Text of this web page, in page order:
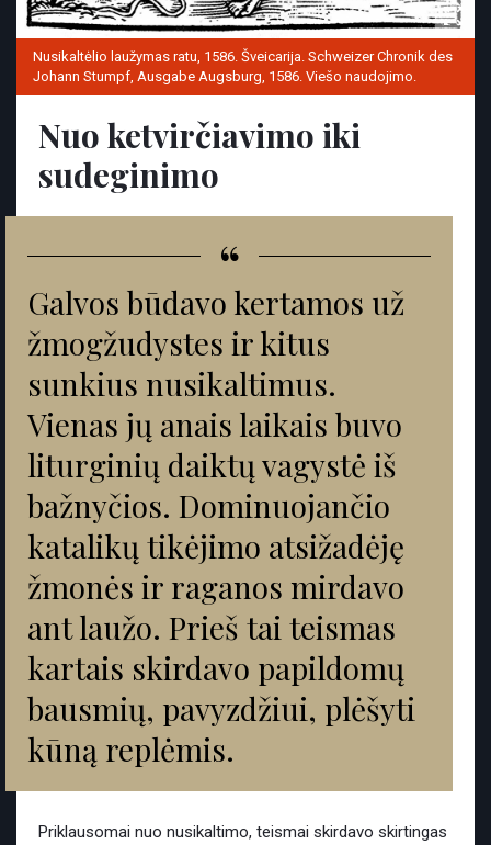
Nusikaltėlio laužymas ratu, 1586. Šveicarija. Schweizer Chronik des
Johann Stumpf, Ausgabe Augsburg, 1586. Viešo naudojimo.
Nuo ketvirčiavimo iki
sudeginimo
“
Galvos būdavo kertamos už
žmogžudystes ir kitus
sunkius nusikaltimus.
Vienas jų anais laikais buvo
liturginių daiktų vagystė iš
bažnyčios. Dominuojančio
katalikų tikėjimo atsižadėję
žmonės ir raganos mirdavo
ant laužo. Prieš tai teismas
kartais skirdavo papildomų
bausmių, pavyzdžiui, plėšyti
kūną replėmis.
Priklausomai nuo nusikaltimo, teismai skirdavo skirtingas